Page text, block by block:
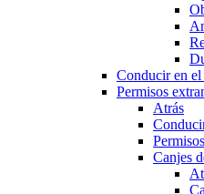
Conducir en
Permisos
Atrás
Canjes